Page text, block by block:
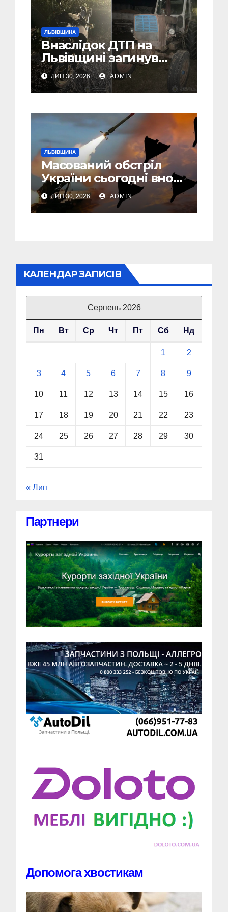
ЛЬВІВЩИНА
Внаслідок ДТП на
Львівщині загинув
малолітній водій
скутера, а
неповнолітній
ЛИП 30, 2026 ADMIN
ЛЬВІВЩИНА
Масований обстріл
України сьогодні вночі:
У Львові пошкоджені
дві багатоповерхівки
ЛИП 30, 2026 ADMIN
КАЛЕНДАР ЗАПИСІВ
Серпень 2026
Пн Вт Ср Чт Пт Сб Нд
1 2
3 4 5 6 7 8 9
10 11 12 13 14 15 16
17 18 19 20 21 22 23
24 25 26 27 28 29 30
31
« Лип
Партнери
Допомога хвостикам